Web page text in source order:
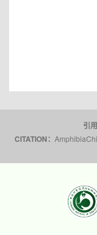
引用
CITATION：